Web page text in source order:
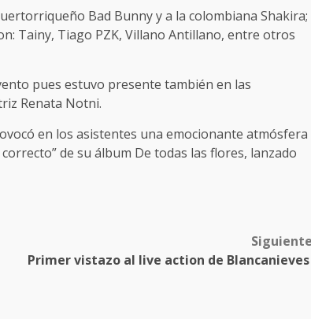
Bad Bunny y a la colombiana Shakira;
Tainy, Tiago PZK, Villano Antillano, entre otros
pues estuvo presente también en las
Renata Notni.
en los asistentes una emocionante atmósfera
de su álbum De todas las flores, lanzado
Primer vistazo al live action de